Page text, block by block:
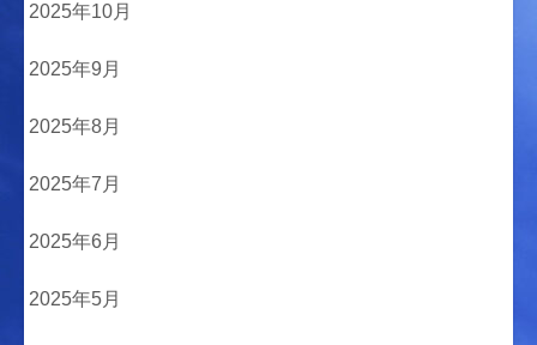
2025年10月
2025年9月
2025年8月
2025年7月
2025年6月
2025年5月